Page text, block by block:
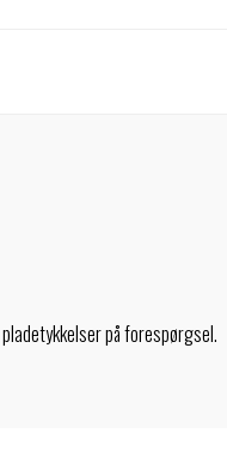
på forespørgsel.